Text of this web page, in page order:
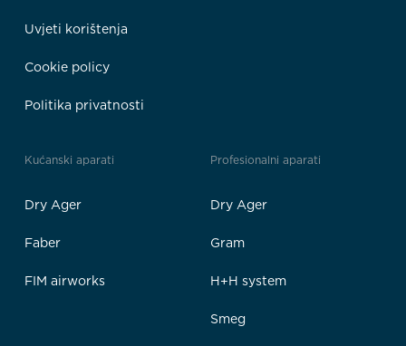
Uvjeti korištenja
Cookie policy
Politika privatnosti
Kućanski aparati
Dry Ager
Faber
FIM airworks
Profesionalni aparati
Dry Ager
Gram
H+H system
Smeg